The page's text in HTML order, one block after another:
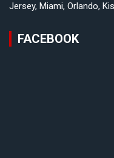
Jersey, Miami, Orlando,
FACEBOOK